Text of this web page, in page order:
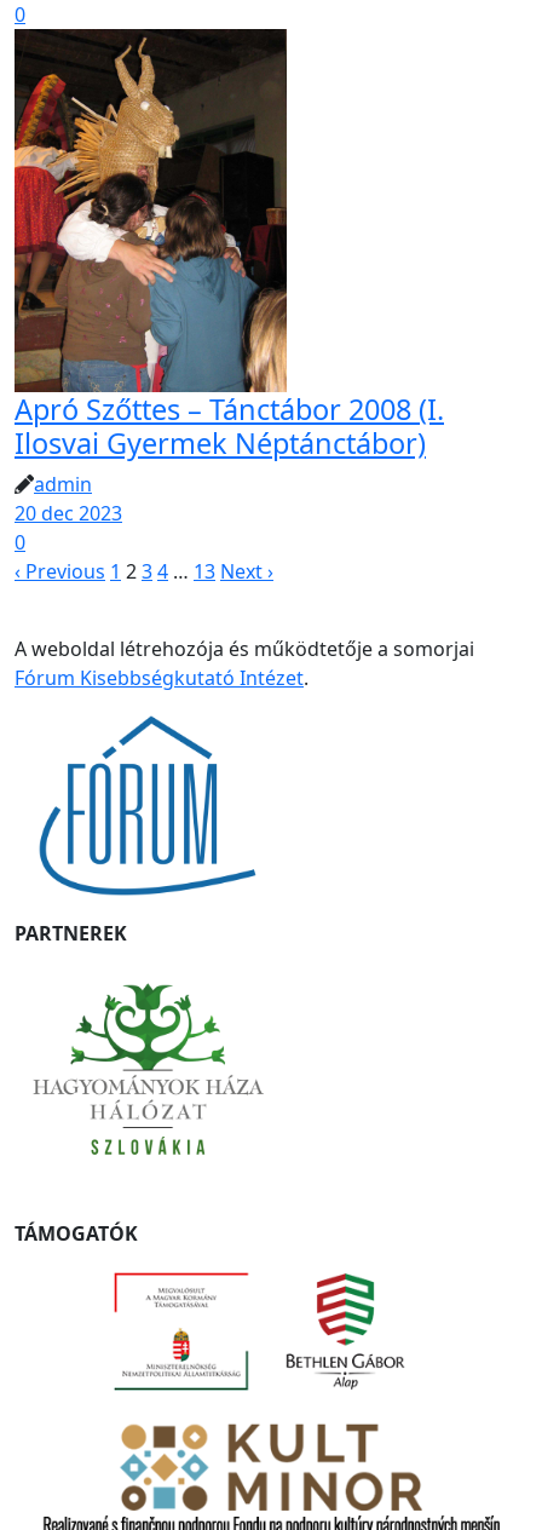
0
Apró Szőttes – Tánctábor 2008 (I.
Ilosvai Gyermek Néptánctábor)
admin
20 dec 2023
0
‹ Previous 1 234 … 13 Next ›
A weboldal létrehozója és működtetője a somorjai
Fórum Kisebbségkutató Intézet.
PARTNEREK
TÁMOGATÓK